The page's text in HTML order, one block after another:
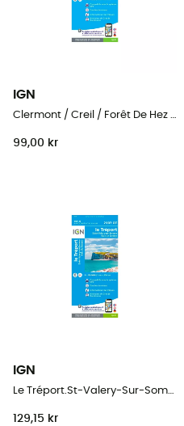
IGN
Clermont / Creil / Forêt De Hez / Froidmont
99,00 kr
IGN
Le Tréport.St-Valery-Sur-Somme.Baie De Somme
129,15 kr